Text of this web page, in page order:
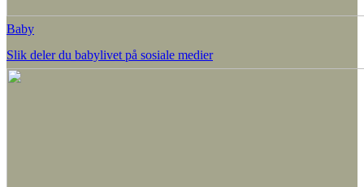
Baby
Slik deler du babylivet på sosiale medier